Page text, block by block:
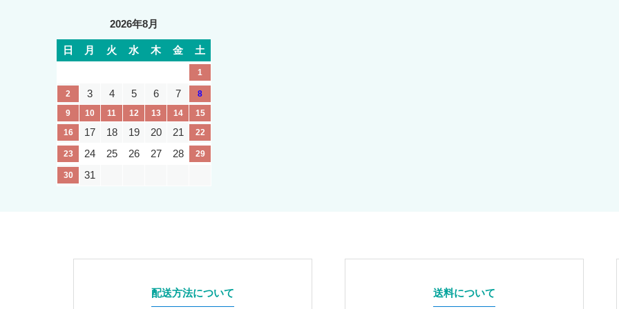
2026年8月
日 月 火 水 木 金 土
1
2 3 4 5 6 7
8
9
10 11 12 13 14
15
16
17 18 19 20 21 22
23 24 25 26 27 28 29
30 31
配送方法について 送料について